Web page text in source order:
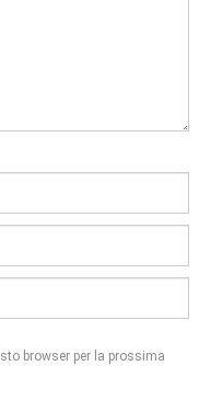
browser per la prossima